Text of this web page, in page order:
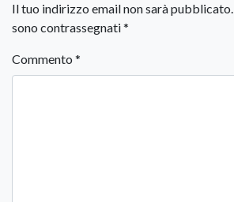
Il tuo indirizzo email non sarà pubblicato.
sono contrassegnati*
Commento *